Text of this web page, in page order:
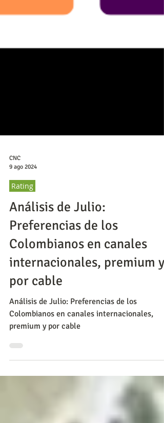
CNC
9 ago 2024
Rating
Análisis de Julio:
Preferencias de los
Colombianos en canales
internacionales, premium y
por cable
Análisis de Julio: Preferencias de los